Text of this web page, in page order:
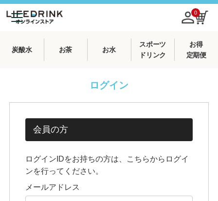
0
炭酸水 お茶 お水
スポーツ
ドリンク
お得
定期便
ログイン
会員の方
ログインIDをお持ちの方は、こちらからログイ
ンを行ってください。
メールアドレス